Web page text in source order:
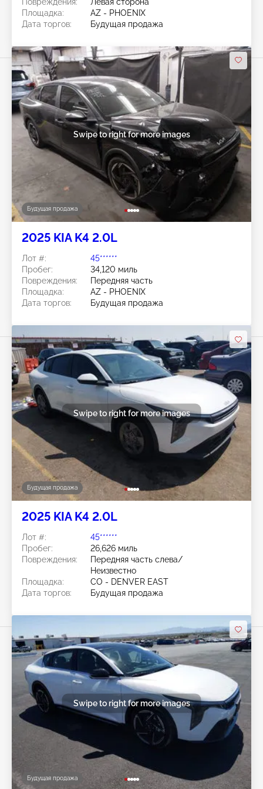
Площадка:
AZ - PHOENIX
Дата торгов:
Будущая продажа
Будущая продажа
Swipe to right for more images
2025 KIA K4 2.0L
Лот #:
45******
Пробег:
34,120 миль
Повреждения:
Передняя часть
Площадка:
AZ - PHOENIX
Дата торгов:
Будущая продажа
Будущая продажа
Swipe to right for more images
2025 KIA K4 2.0L
Лот #:
45******
Пробег:
26,626 миль
Повреждения:
Передняя часть слева/
Неизвестно
Площадка:
CO - DENVER EAST
Дата торгов:
Будущая продажа
Будущая продажа
Swipe to right for more images